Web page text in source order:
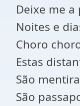
Deixe me a
Noites e
Choro
Estas
São
São